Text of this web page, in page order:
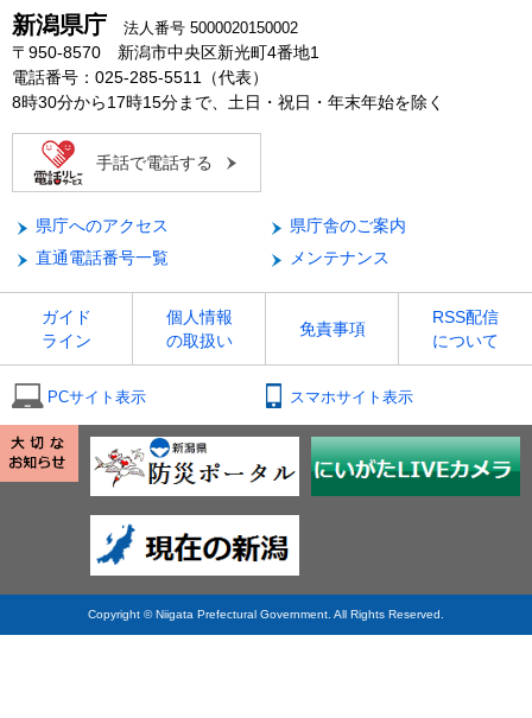
新潟県庁 法人番号 5000020150002
〒950-8570 新潟市中央区新光町4番地1
電話番号：025-285-5511（代表）
8時30分から17時15分まで、土日・祝日・年末年始を除く
手話で電話する
県庁へのアクセス
県庁舎のご案内
直通電話番号一覧
メンテナンス
ガイド
ライン
個人情報
の取扱い
免責事項
RSS配信
について
PCサイト表示 スマホサイト表示
Copyright © Niigata Prefectural Government. All Rights Reserved.